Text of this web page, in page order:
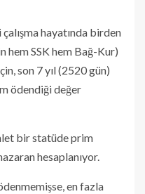
hayatında birden
hem SSK hem Bağ-Kur)
son 7 yıl (2520 gün)
ödendiği değer
bir statüde prim
hesaplanıyor.
en fazla